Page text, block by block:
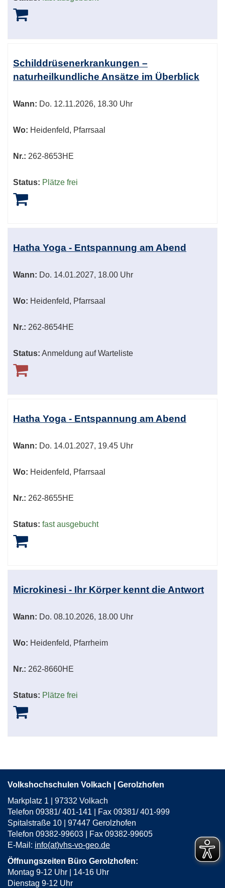
Schilddrüsenerkrankungen –
naturheilkundliche Ansätze im Überblick
Wann: Do. 12.11.2026, 18.30 Uhr
Wo: Heidenfeld, Pfarrsaal
Nr.: 262-8653HE
Status: Plätze frei
Hatha Yoga - Entspannung am Abend
Wann: Do. 14.01.2027, 18.00 Uhr
Wo: Heidenfeld, Pfarrsaal
Nr.: 262-8654HE
Status: Anmeldung auf Warteliste
Hatha Yoga - Entspannung am Abend
Wann: Do. 14.01.2027, 19.45 Uhr
Wo: Heidenfeld, Pfarrsaal
Nr.: 262-8655HE
Status: fast ausgebucht
Microkinesi - Ihr Körper kennt die Antwort
Wann: Do. 08.10.2026, 18.00 Uhr
Wo: Heidenfeld, Pfarrheim
Nr.: 262-8660HE
Status: Plätze frei
Volkshochschulen Volkach | Gerolzhofen
Markplatz 1 | 97332 Volkach
Telefon 09381/ 401-141 | Fax 09381/ 401-999
Spitalstraße 10 | 97447 Gerolzhofen
Telefon 09382-99603 | Fax 09382-99605
E-Mail: info(at)vhs-vo-geo.de
Öffnungszeiten Büro Gerolzhofen:
Montag 9-12 Uhr | 14-16 Uhr
Dienstag 9-12 Uhr